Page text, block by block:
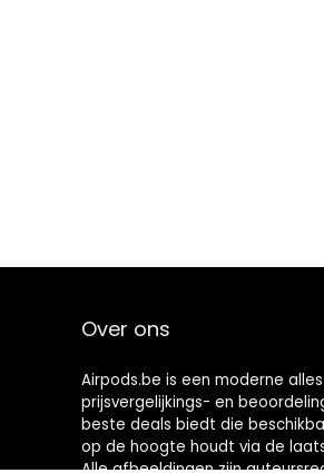
Over ons
Airpods.be is een moderne
prijsvergelijkings- en
beste deals biedt die
op de hoogte houdt via de
Alle afbeeldingen zijn